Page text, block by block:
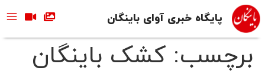
پایگاه خبری آوای باینگان
برچسب:کشک باینگان